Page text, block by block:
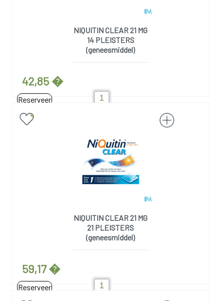
NIQUITIN CLEAR 21 MG
14 PLEISTERS
(geneesmiddel)
42,85 �
Reserveer
NIQUITIN CLEAR 21 MG
21 PLEISTERS
(geneesmiddel)
59,17 �
Reserveer